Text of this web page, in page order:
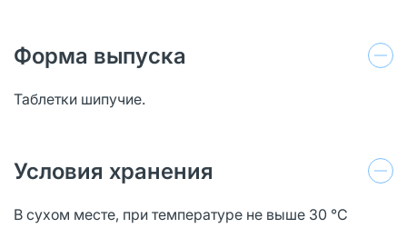
Форма выпуска
Таблетки шипучие.
Условия хранения
В сухом месте, при температуре не выше 30 °C